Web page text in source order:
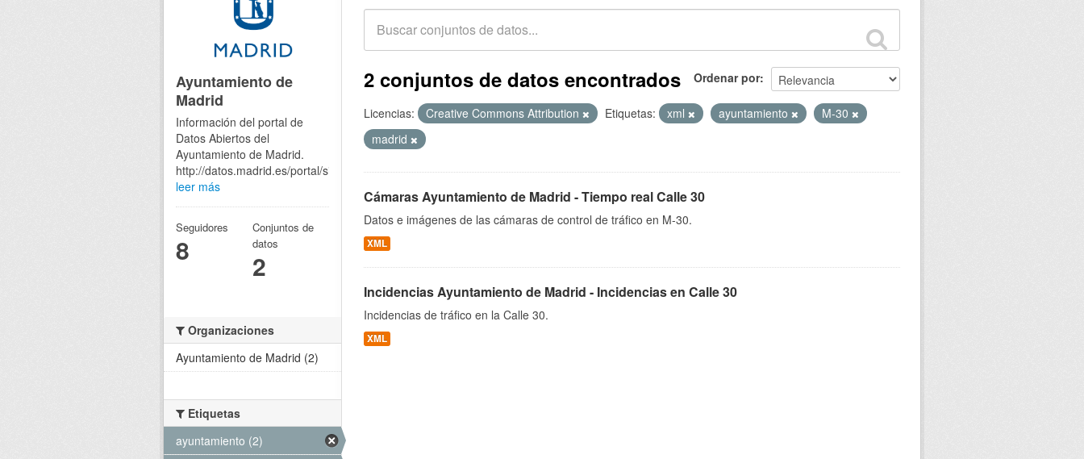
Ordenar por
2 conjuntos de datos encontrados
Licencias: Creative Commons Attribution Etiquetas: xml ayuntamiento
M-30
madrid
Cámaras Ayuntamiento de Madrid - Tiempo real Calle 30
Datos e imágenes de las cámaras de control de tráfico en M-30.
XML
Incidencias Ayuntamiento de Madrid - Incidencias en Calle 30
Incidencias de tráfico en la Calle 30.
XML
Ayuntamiento de
Madrid
Información del portal de
Datos Abiertos del
Ayuntamiento de Madrid.
http://datos.madrid.es/portal/site/egob
leer más
Seguidores
8
Conjuntos de
datos
2
Organizaciones
Ayuntamiento de Madrid (2)
Etiquetas
ayuntamiento (2)